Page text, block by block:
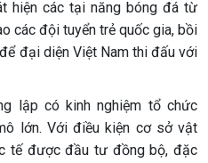
hiện các tại năng bóng đá từ
các đội tuyển trẻ quốc gia, bồi
đại diện Việt Nam thi đấu với
lập có kinh nghiệm tổ chức
lớn. Với điều kiện cơ sở vật
tế được đầu tư đồng bộ, đặc